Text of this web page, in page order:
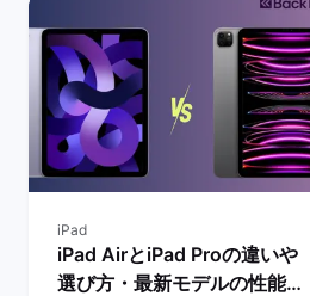
iPad
iPad AirとiPad Proの違いや
選び方・最新モデルの性能を